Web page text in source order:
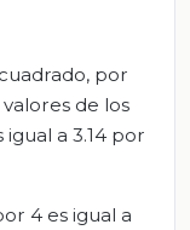
por
de los
a 3.14 por
4 es igual a